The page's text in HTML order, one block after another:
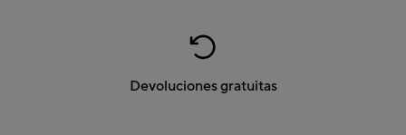
Devoluciones gratuitas